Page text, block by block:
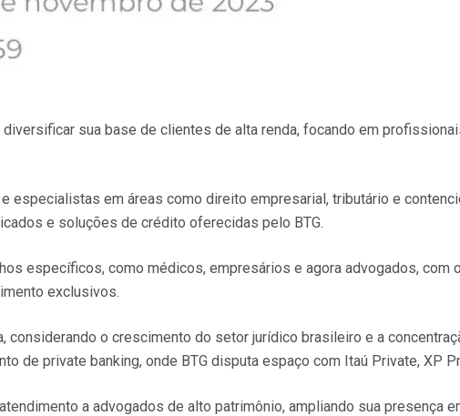
sua base de clientes de alta renda, focando em
especialistas em áreas como direito empresarial, tributário e
e soluções de crédito oferecidas pelo BTG.
específicos, como médicos, empresários e agora advogados,
exclusivos.
considerando o crescimento do setor jurídico brasileiro e a
de private banking, onde BTG disputa espaço com Itaú Private, XP
a advogados de alto patrimônio, ampliando sua presença